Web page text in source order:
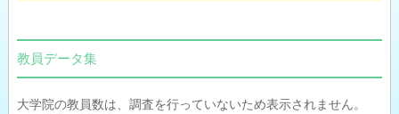
教員データ集
大学院の教員数は、調査を行っていないため表示されません。